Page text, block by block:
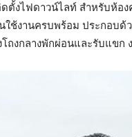
ตั้งไฟดาวน์ไลท์ สำหรับห้อ
ช้งานครบพร้อม ประกอบด้
ถงกลางพักผ่อนและรับแขก